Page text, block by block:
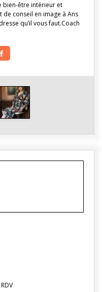
bien-être intérieur et
de conseil en image à Ans
qu’il vous faut.Coach